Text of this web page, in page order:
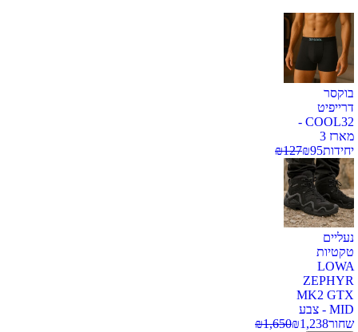
בוקסר
דרייפיט
COOL32 -
מארז 3
יחידות
₪95
₪127
נעליים
טקטיות
LOWA
ZEPHYR
MK2 GTX
MID - צבע
שחור
₪1,238
₪1,650